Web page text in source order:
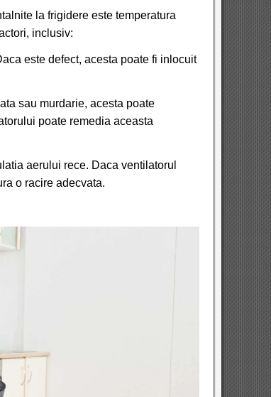
la frigidere este temperatura
inclusiv:
este defect, acesta poate fi inlocuit
sau murdarie, acesta poate
poate remedia aceasta
aerului rece. Daca ventilatorul
o racire adecvata.